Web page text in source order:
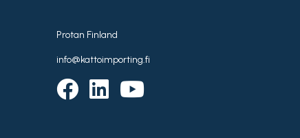
Protan Finland
info@kattoimporting.fi